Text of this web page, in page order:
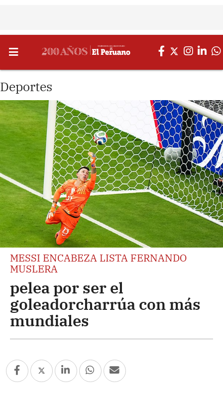
Deportes
MESSI ENCABEZA LISTA FERNANDO
MUSLERA
pelea por ser el
goleadorcharrúa con más
mundiales